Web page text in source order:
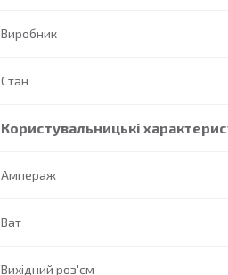
Виробник
Стан
Користувальницькі
Ампераж
Ват
Вихідний роз'єм